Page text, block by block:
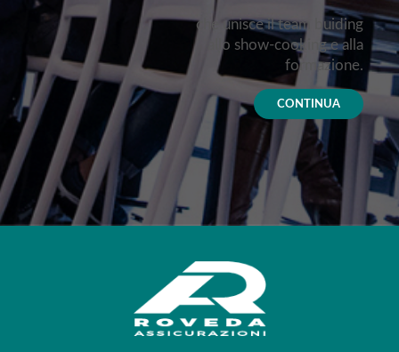
che unisce il team buiding
allo show-cooking e alla
formazione.
CONTINUA